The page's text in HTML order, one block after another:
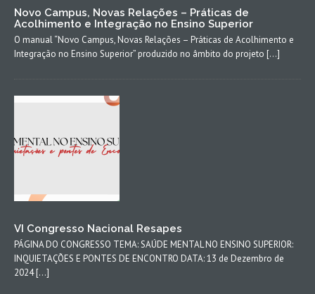
Novo Campus, Novas Relações – Práticas de
Acolhimento e Integração no Ensino Superior
O manual “Novo Campus, Novas Relações – Práticas de Acolhimento e
Integração no Ensino Superior” produzido no âmbito do projeto […]
VI Congresso Nacional Resapes
PÁGINA DO CONGRESSO TEMA: SAÚDE MENTAL NO ENSINO SUPERIOR:
INQUIETAÇÕES E PONTES DE ENCONTRO DATA: 13 de Dezembro de
2024 […]